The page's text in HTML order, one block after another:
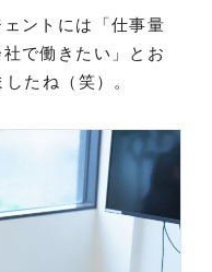
ントには「仕事量
で働きたい」とお
たね（笑）。